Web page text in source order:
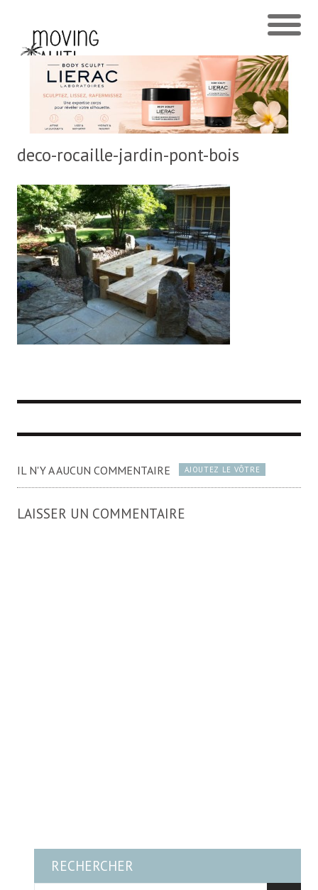
deco-rocaille-jardin-pont-bois
IL N'Y A AUCUN COMMENTAIRE AJOUTEZ LE VÔTRE
LAISSER UN COMMENTAIRE
RECHERCHER